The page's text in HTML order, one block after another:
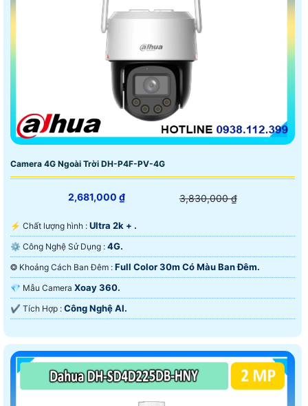
Camera 4G Ngoài Trời DH-P4F-PV-4G
2,681,000 ₫ 3,830,000 ₫
️⚡ Chất lượng hình : Ultra 2k + .
⚙ Công Nghệ Sử Dụng : 4G.
❂ Khoảng Cách Ban Đêm : Full Color 30m Có Màu Ban Ðêm.
💎 Mẫu Camera Xoay 360.
️✔️ Tích Hợp : Công Nghệ AI.